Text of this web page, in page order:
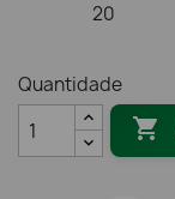
20
Quantidade
